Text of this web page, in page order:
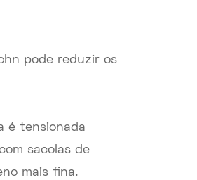
pode reduzir os
é tensionada
sacolas de
mais fina.